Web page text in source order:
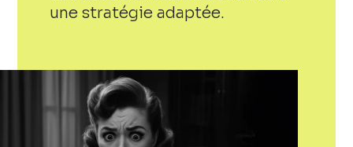
une stratégie adaptée.